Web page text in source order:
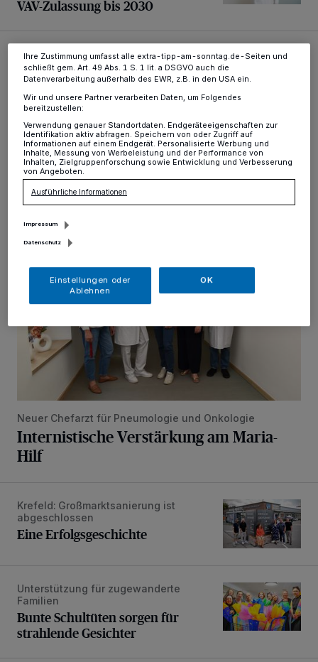
VAV-Zulassung bis 2030
Aktuelle Nachrichten aus Krefeld
Internistische Verstärkung am Maria-Hilf
Neuer Chefarzt für Pneumologie und Onkologie
Internistische Verstärkung am Maria-
Hilf
Eine Erfolgsgeschichte
Krefeld: Großmarktsanierung ist
abgeschlossen
Eine Erfolgsgeschichte
Bunte Schultüten sorgen für strahlende Gesichter
Unterstützung für zugewanderte
Familien
Bunte Schultüten sorgen für
strahlende Gesichter
ändern oder Ihre Einwilligung zu widerrufen, indem Sie auf den Link
Einstellungen oder Ablehnen am unteren Rand der Webseite klicken.
Ihre Zustimmung umfasst alle extra-tipp-am-sonntag.de-Seiten und
schließt gem. Art. 49 Abs. 1 S. 1 lit. a DSGVO auch die
Datenverarbeitung außerhalb des EWR, z.B. in den USA ein.
Wir und unsere Partner verarbeiten Daten, um Folgendes
bereitzustellen:
Verwendung genauer Standortdaten. Endgeräteeigenschaften zur
Identifikation aktiv abfragen. Speichern von oder Zugriff auf
Informationen auf einem Endgerät. Personalisierte Werbung und
Inhalte, Messung von Werbeleistung und der Performance von
Inhalten, Zielgruppenforschung sowie Entwicklung und Verbesserung
von Angeboten.
Ausführliche Informationen
Impressum
Datenschutz
Einstellungen oder
Ablehnen
OK